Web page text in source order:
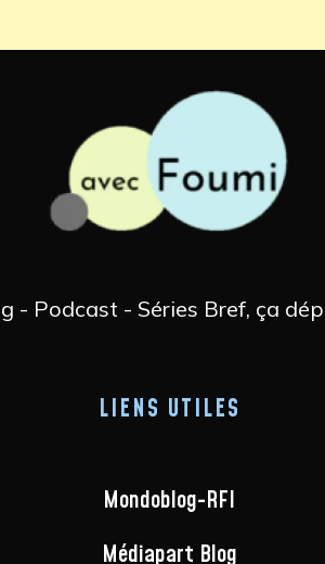
- Podcast - Séries Bref, ça
LIENS UTILES
Mondoblog-RFI
Médiapart Blog